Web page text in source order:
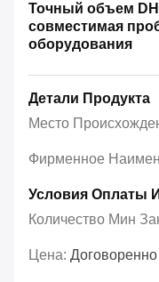
Точный объем
совместимая
оборудования
Детали Продукта
Место
Фирменное
Условия Оплаты
Количество Мин
Цена: Договоренно